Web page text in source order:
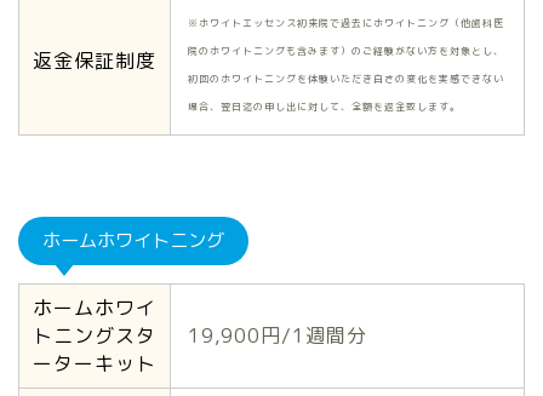
返金保証制度
※ホワイトエッセンス初来院で過去にホワイトニング（他歯科医
院のホワイトニングも含みます）のご経験がない方を対象とし、
初回のホワイトニングを体験いただき白さの変化を実感できない
場合、翌日迄の申し出に対して、全額を返金致します。
ホームホワイトニング
ホームホワイ
トニングスタ
ーターキット
19,900円/1週間分